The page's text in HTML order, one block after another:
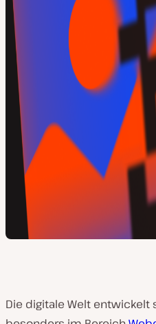
Die digitale Welt entwickelt